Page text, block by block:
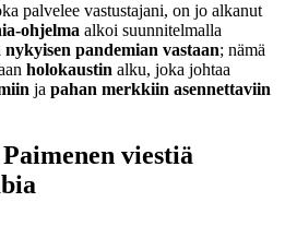
palvelee vastustajani, on jo alkanut
ohjelma alkoi suunnitelmalla
pandemian vastaan; nämä
holokaustin alku, joka johtaa
ja pahan merkkiin asennettaviin
viestiä